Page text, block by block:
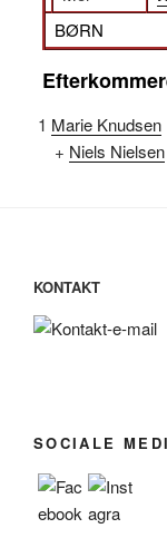
BØRN
1 Marie Knudsen
+ Niels Nielsen
KONTAKT
SOCIALE